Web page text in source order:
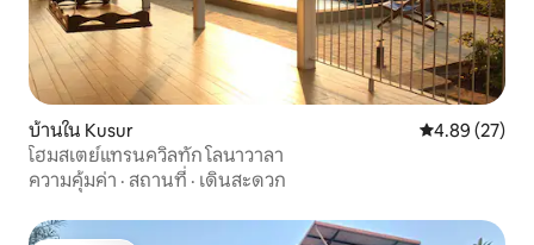
บ้านใน Kusur คะแนนเฉลี่ย
4.89 (27)
โฮมสเตย์แทรนควิลทัก โลนาวาลา
ความคุ้มค่า · สถานที่ · เดินสะดวก